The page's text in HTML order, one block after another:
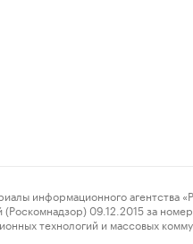
агентства
09.12.2015 за
технологий и массовых